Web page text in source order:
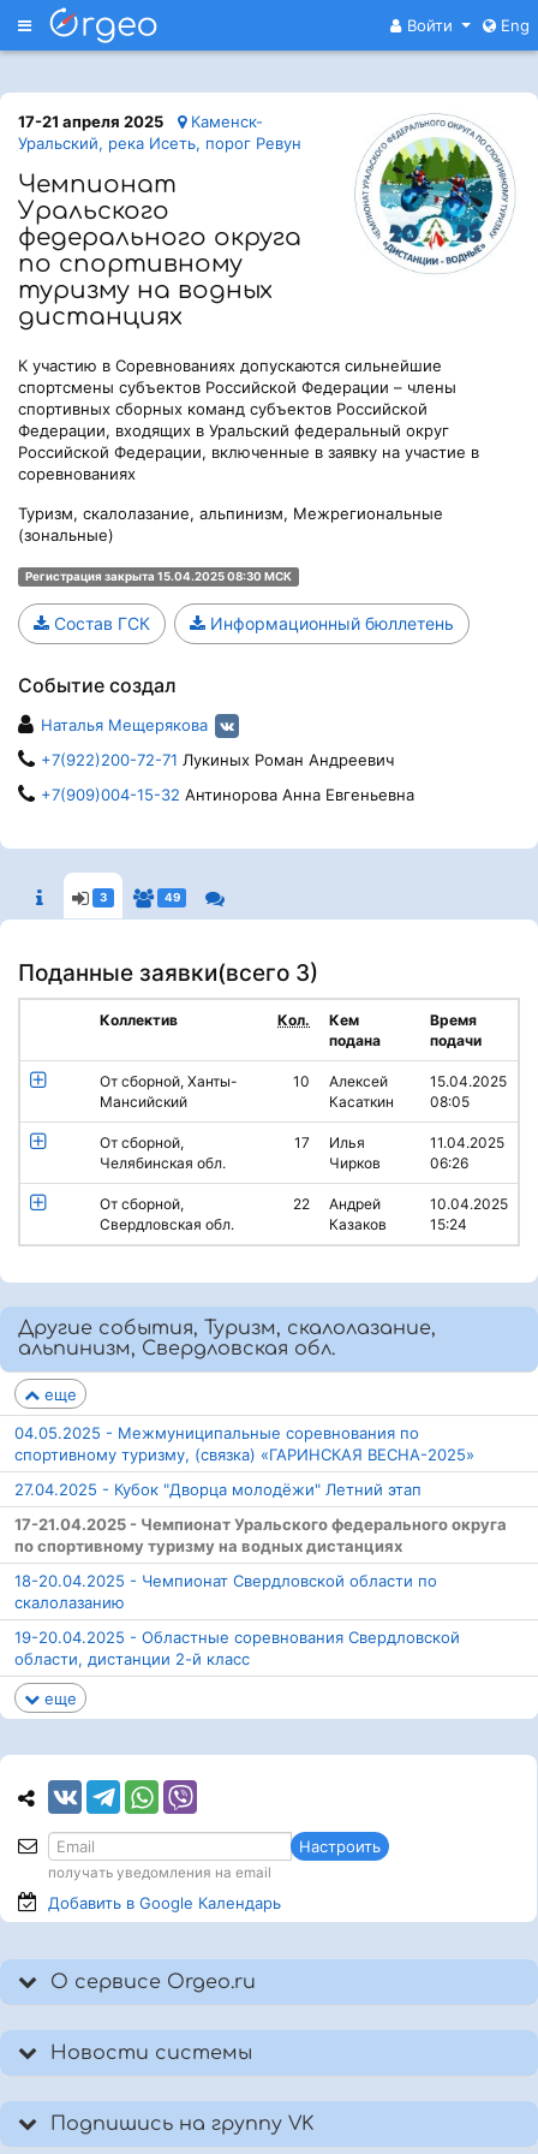
Меню Войти Eng
17-21 апреля 2025
Каменск-
Уральский, река Исеть, порог Ревун
Чемпионат
Уральского
федерального округа
по спортивному
туризму на водных
дистанциях
К участию в Соревнованиях допускаются сильнейшие
спортсмены субъектов Российской Федерации – члены
спортивных сборных команд субъектов Российской
Федерации, входящих в Уральский федеральный округ
Российской Федерации, включенные в заявку на участие в
соревнованиях
Туризм, скалолазание, альпинизм, Межрегиональные
(зональные)
Регистрация закрыта 15.04.2025 08:30 МСК
Состав ГСК Информационный бюллетень
Событие создал
Наталья Мещерякова
+7(922)200-72-71 Лукиных Роман Андреевич
+7(909)004-15-32 Антинорова Анна Евгеньевна
3 49
Поданные заявки(всего 3)
Коллектив Кол.
Кем
подана
Время
подачи
От сборной, Ханты-
Мансийский
10
Алексей
Касаткин
15.04.2025
08:05
От сборной,
Челябинская обл.
17
Илья
Чирков
11.04.2025
06:26
От сборной,
Свердловская обл.
22
Андрей
Казаков
10.04.2025
15:24
Другие события, Туризм, скалолазание,
альпинизм, Свердловская обл.
еще
04.05.2025 - Межмуниципальные соревнования по
спортивному туризму, (связка) «ГАРИНСКАЯ ВЕСНА-2025»
27.04.2025 - Кубок "Дворца молодёжи" Летний этап
17-21.04.2025 - Чемпионат Уральского федерального округа
по спортивному туризму на водных дистанциях
18-20.04.2025 - Чемпионат Свердловской области по
скалолазанию
19-20.04.2025 - Областные соревнования Свердловской
области, дистанции 2-й класс
еще
Настроить
получать уведомления на email
Добавить в Google Календарь
О сервисе Orgeo.ru
Новости системы
Подпишись на группу VK